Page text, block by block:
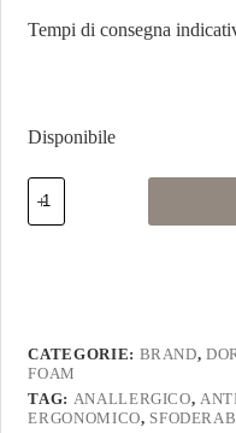
Tempi di consegna
Disponibile
CATEGORIE: BRAND,
FOAM
TAG: ANALLERGICO,
ERGONOMICO,